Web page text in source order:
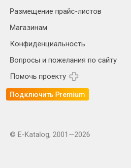
Размещение прайс-листов
Магазинам
Конфиденциальность
Вопросы и пожелания по сайту
Помочь проекту
Подключить Premium
© E-Katalog, 2001—2026